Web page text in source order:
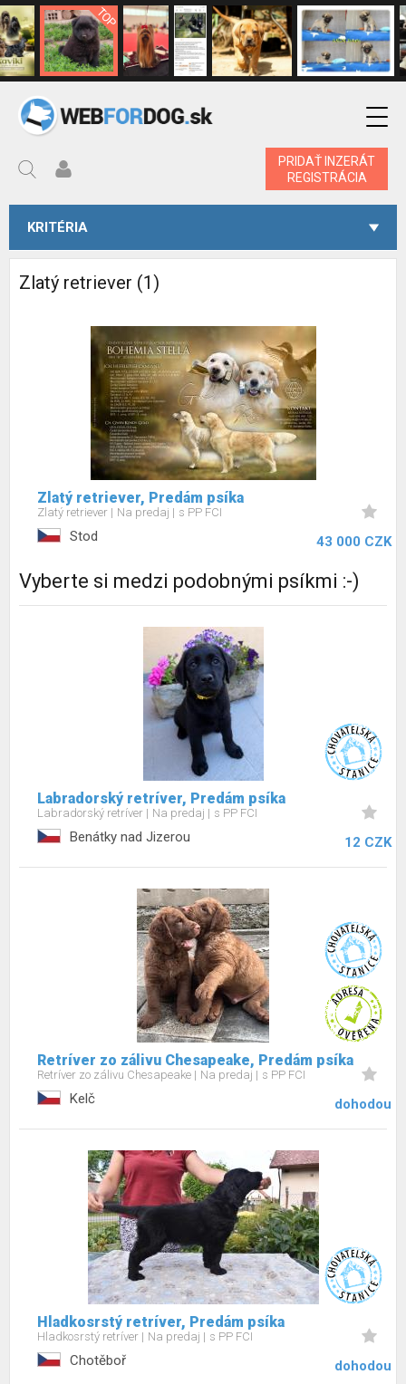
PRIDAŤ INZERÁT
REGISTRÁCIA
KRITÉRIA
Zlatý retriever (1)
Zlatý retriever, Predám psíka
Zlatý retriever Na predaj s PP FCI
Stod 43 000 CZK
Vyberte si medzi podobnými psíkmi :-)
Labradorský retríver, Predám psíka
Labradorský retríver Na predaj s PP FCI
Benátky nad Jizerou 12 CZK
Retríver zo zálivu Chesapeake, Predám psíka
Retríver zo zálivu Chesapeake Na predaj s PP FCI
Kelč dohodou
Hladkosrstý retríver, Predám psíka
Hladkosrstý retríver Na predaj s PP FCI
Chotěboř dohodou